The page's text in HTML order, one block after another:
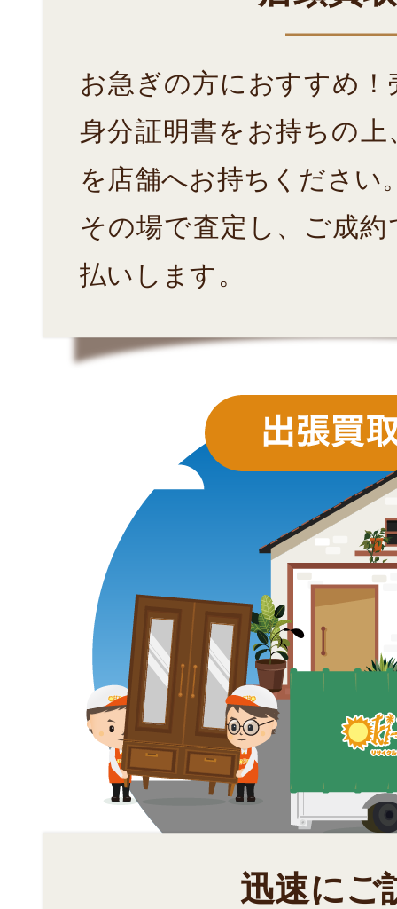
お急ぎの方におすすめ！
身分証明書をお持ちの
を店舗へお持ちください
その場で査定し、ご成
払いします。
迅速にご